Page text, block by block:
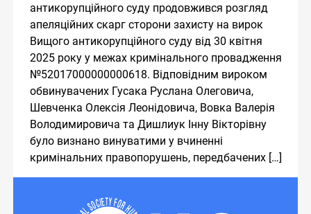
антикорупційного суду продовжився розгляд
апеляційних скарг сторони захисту на вирок
Вищого антикорупційного суду від 30 квітня
2025 року у межах кримінального провадження
№52017000000000618. Відповідним вироком
обвинувачених Гусака Руслана Олеговича,
Шевченка Олексія Леонідовича, Вовка Валерія
Володимировича та Дишлиук Інну Вікторівну
було визнано винуватими у вчиненні
кримінальних правопорушень, передбачених […]